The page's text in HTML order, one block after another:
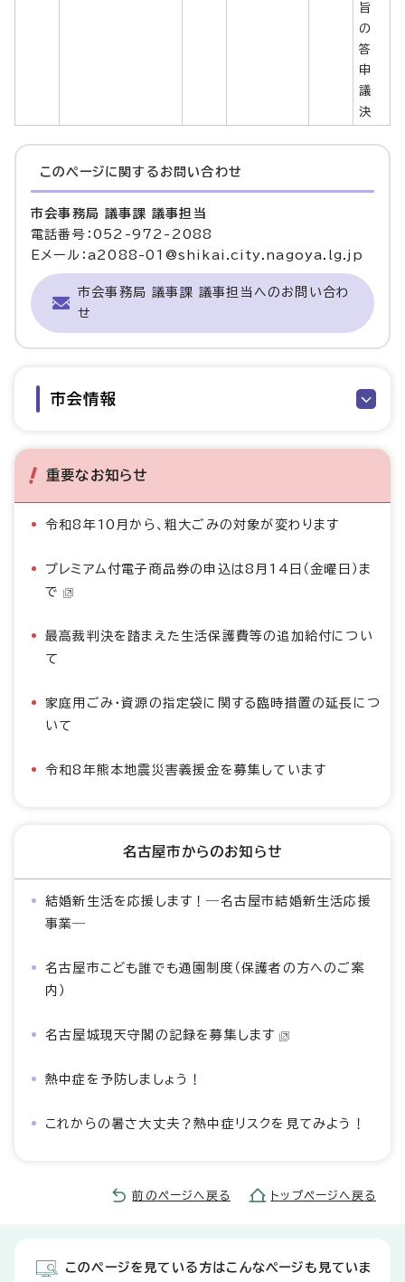
旨
の
答
申
議
決
このページに関する お問い合わせ
市会事務局 議事課 議事担当
電話番号：052-972-2088
Eメール：a2088-01@shikai.city.nagoya.lg.jp
市会事務局 議事課 議事担当へのお問い合わ
せ
市会情報
重要なお知らせ
令和8年10月から、粗大ごみの対象が変わります
プレミアム付電子商品券の申込は8月14日（金曜日）ま
で
最高裁判決を踏まえた生活保護費等の追加給付につい
て
家庭用ごみ・資源の指定袋に関する臨時措置の延長につ
いて
令和8年熊本地震災害義援金を募集しています
名古屋市からのお知らせ
結婚新生活を応援します！―名古屋市結婚新生活応援
事業―
名古屋市こども誰でも通園制度（保護者の方へのご案
内）
名古屋城現天守閣の記録を募集します
熱中症を予防しましょう！
これからの暑さ大丈夫？熱中症リスクを見てみよう！
前のページへ戻る トップページへ戻る
このページを見ている方はこんなページも見ていま